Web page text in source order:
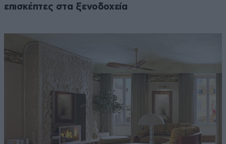
επισκέπτες στα ξενοδοχεία